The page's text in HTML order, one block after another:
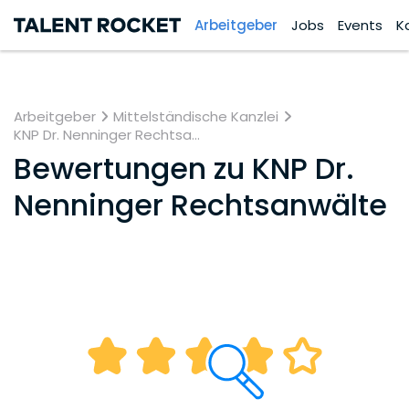
Arbeitgeber Jobs Events
Arbeitgeber
Mittelständische Kanzlei
KNP Dr. Nenninger Rechtsa...
Bewertungen zu KNP Dr.
Nenninger Rechtsanwälte